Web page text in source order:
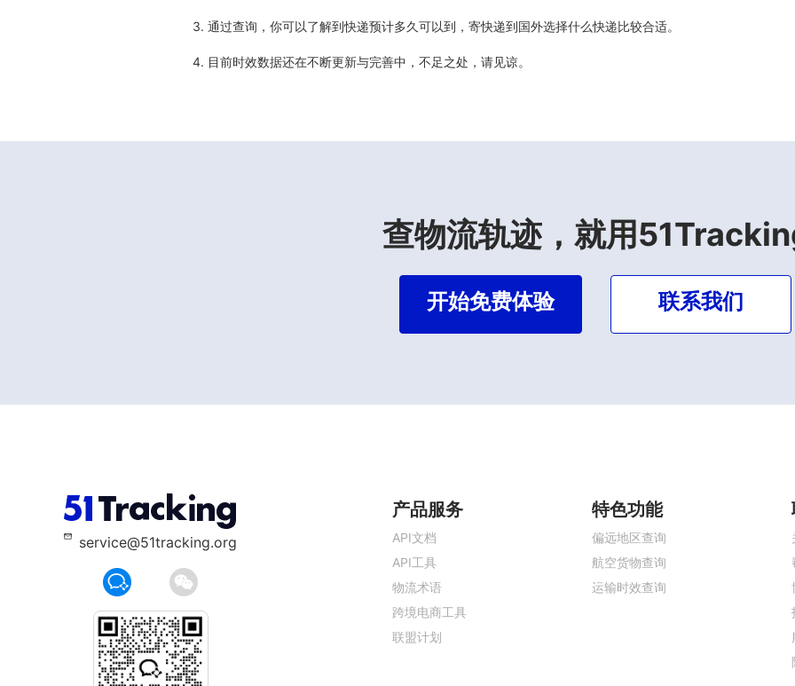
3. 通过查询，你可以了解到快递预计多久可以到，寄快递到国外选择什么快递比较合适。
4. 目前时效数据还在不断更新与完善中，不足之处，请见谅。
查物流轨迹，就用
开始免费体验 联系我们
service@51tracking.org
产品服务
API文档
API工具
物流术语
跨境电商工具
联盟计划
特色功能
偏远地区查询
航空货物查询
运输时效查询